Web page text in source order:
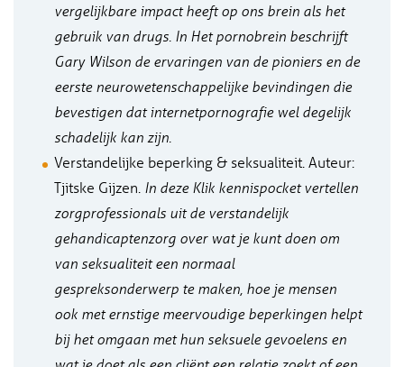
vergelijkbare impact heeft op ons brein als het
gebruik van drugs. In Het pornobrein beschrijft
Gary Wilson de ervaringen van de pioniers en de
eerste neurowetenschappelijke bevindingen die
bevestigen dat internetpornografie wel degelijk
schadelijk kan zijn.
Verstandelijke beperking & seksualiteit. Auteur:
Tjitske Gijzen. In deze Klik kennispocket vertellen
zorgprofessionals uit de verstandelijk
gehandicaptenzorg over wat je kunt doen om
van seksualiteit een normaal
gespreksonderwerp te maken, hoe je mensen
ook met ernstige meervoudige beperkingen helpt
bij het omgaan met hun seksuele gevoelens en